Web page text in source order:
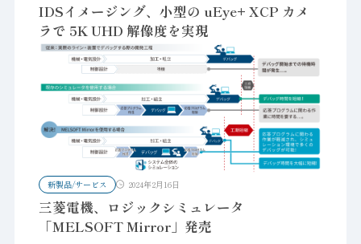
IDSイメージング、小型の uEye+ XCP カメ
ラで 5K UHD 解像度を実現
新製品/サービス 2024年2月16日
三菱電機、ロジックシミュレータ
「MELSOFT Mirror」発売